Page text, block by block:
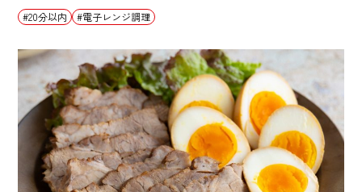
20分以内 電子レンジ調理